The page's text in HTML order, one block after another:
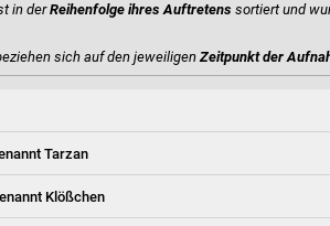
in derReihenfolge ihres Auftretens sortiert und
sich auf den jeweiligenZeitpunkt der
Tarzan
Klößchen